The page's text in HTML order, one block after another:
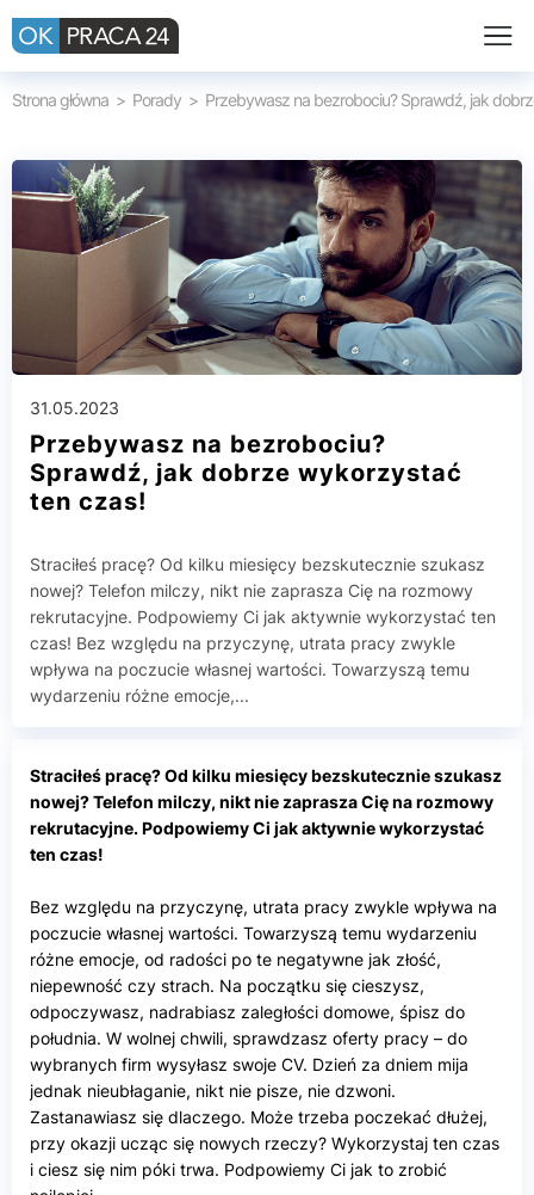
Strona główna Porady Przebywasz na bezrobociu? Sprawdź, jak
31.05.2023
Przebywasz na bezrobociu?
Sprawdź, jak dobrze wykorzystać
ten czas!
Straciłeś pracę? Od kilku miesięcy bezskutecznie szukasz
nowej? Telefon milczy, nikt nie zaprasza Cię na rozmowy
rekrutacyjne. Podpowiemy Ci jak aktywnie wykorzystać ten
czas! Bez względu na przyczynę, utrata pracy zwykle
wpływa na poczucie własnej wartości. Towarzyszą temu
wydarzeniu różne emocje,...
Straciłeś pracę? Od kilku miesięcy bezskutecznie szukasz
nowej? Telefon milczy, nikt nie zaprasza Cię na rozmowy
rekrutacyjne. Podpowiemy Ci jak aktywnie wykorzystać
ten czas!
Bez względu na przyczynę, utrata pracy zwykle wpływa na
poczucie własnej wartości. Towarzyszą temu wydarzeniu
różne emocje, od radości po te negatywne jak złość,
niepewność czy strach. Na początku się cieszysz,
odpoczywasz, nadrabiasz zaległości domowe, śpisz do
południa. W wolnej chwili, sprawdzasz oferty pracy – do
wybranych firm wysyłasz swoje CV. Dzień za dniem mija
jednak nieubłaganie, nikt nie pisze, nie dzwoni.
Zastanawiasz się dlaczego. Może trzeba poczekać dłużej,
przy okazji ucząc się nowych rzeczy? Wykorzystaj ten czas
i ciesz się nim póki trwa. Podpowiemy Ci jak to zrobić